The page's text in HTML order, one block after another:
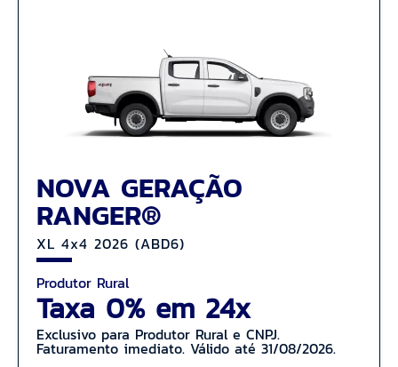
NOVA GERAÇÃO
RANGER®
XL 4x4 2026 (ABD6)
Produtor Rural
Taxa 0% em 24x
Exclusivo para Produtor Rural e CNPJ.
Faturamento imediato. Válido até 31/08/2026.